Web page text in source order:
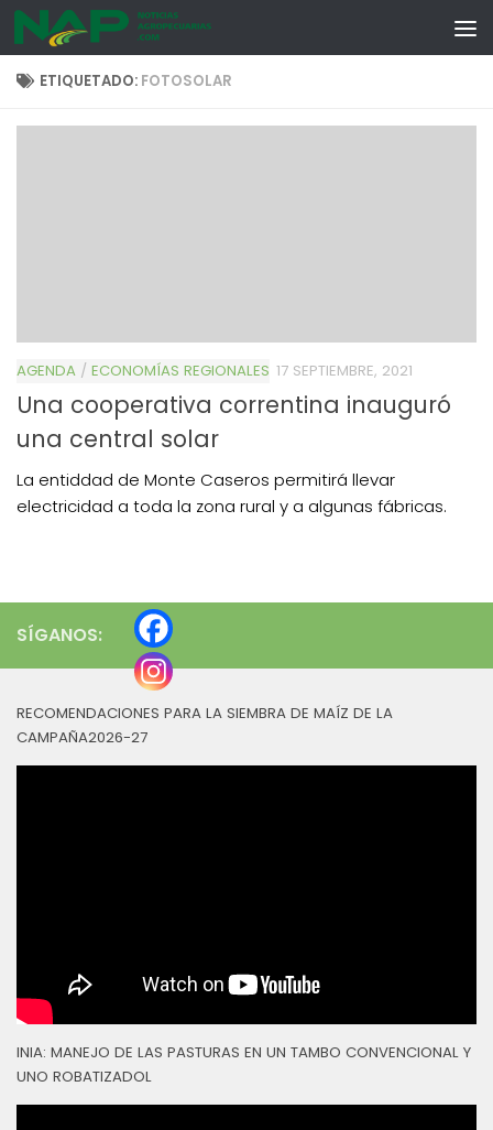
Skip to content
ETIQUETADO: FOTOSOLAR
AGENDA / ECONOMÍAS REGIONALES 17 SEPTIEMBRE, 2021
Una cooperativa correntina inauguró
una central solar
La entiddad de Monte Caseros permitirá llevar
electricidad a toda la zona rural y a algunas fábricas.
SÍGANOS:
RECOMENDACIONES PARA LA SIEMBRA DE MAÍZ DE LA
CAMPAÑA2026-27
INIA: MANEJO DE LAS PASTURAS EN UN TAMBO CONVENCIONAL Y
UNO ROBATIZADOL